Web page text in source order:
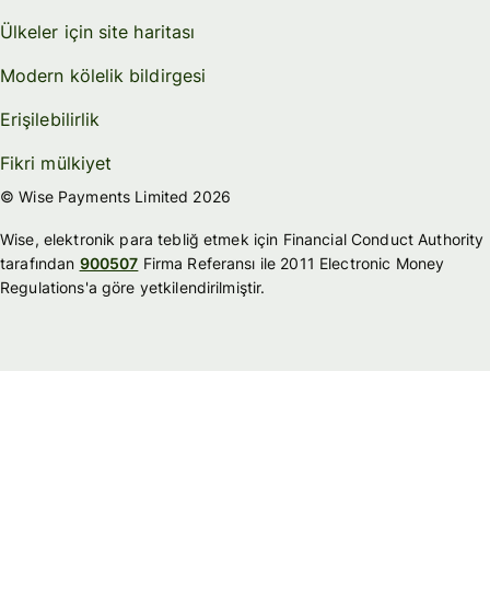
Ülkeler için site haritası
Modern kölelik bildirgesi
Erişilebilirlik
Fikri mülkiyet
© Wise Payments Limited 2026
Wise, elektronik para tebliğ etmek için Financial Conduct Authority
tarafından 900507 Firma Referansı ile 2011 Electronic Money
Regulations'a göre yetkilendirilmiştir.